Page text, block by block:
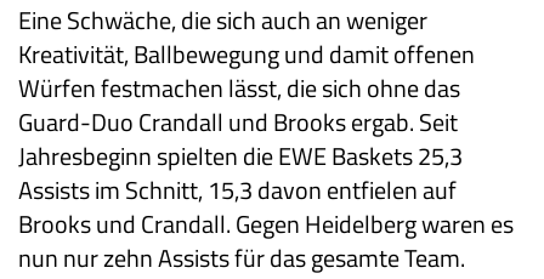
Eine Schwäche, die sich auch an weniger
Kreativität, Ballbewegung und damit offenen
Würfen festmachen lässt, die sich ohne das
Guard-Duo Crandall und Brooks ergab. Seit
Jahresbeginn spielten die EWE Baskets 25,3
Assists im Schnitt, 15,3 davon entfielen auf
Brooks und Crandall. Gegen Heidelberg waren es
nun nur zehn Assists für das gesamte Team.